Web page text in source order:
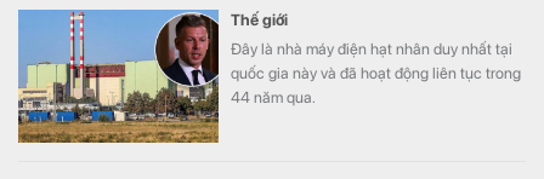
Thế giới
Đây là nhà máy điện hạt nhân duy nhất tại
quốc gia này và đã hoạt động liên tục trong
44 năm qua.